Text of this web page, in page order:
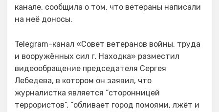
канале, сообщила о том, что ветераны написали
на неё доносы.
Telegram-канал «Совет ветеранов войны, труда
и вооружённых сил г. Находка» разместил
видеообращение председателя Сергея
Лебедева, в котором он заявил, что
журналистка является “сторонницей
террористов”, “обливает город помоями, лжёт и